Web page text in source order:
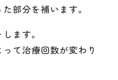
部分を補います。
ます。
て治療回数が変わり